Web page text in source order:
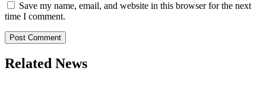
Save my name, email, and website in this browser for the next
time I comment.
Related News